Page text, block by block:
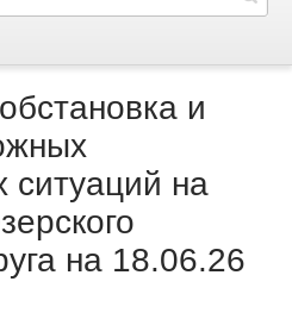
и
ситуаций на
на 18.06.26